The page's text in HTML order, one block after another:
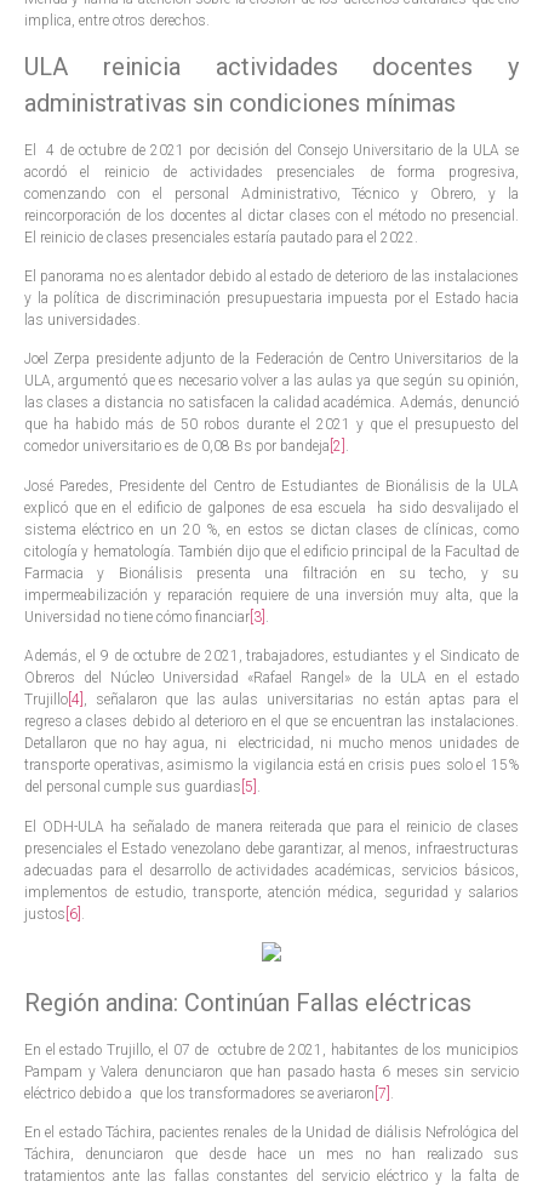
implica, entre otros derechos.
ULA reinicia actividades docentes y
administrativas sin condiciones mínimas
El 4 de octubre de 2021 por decisión del Consejo Universitario de la ULA se
acordó el reinicio de actividades presenciales de forma progresiva,
comenzando con el personal Administrativo, Técnico y Obrero, y la
reincorporación de los docentes al dictar clases con el método no presencial.
El reinicio de clases presenciales estaría pautado para el 2022.
El panorama no es alentador debido al estado de deterioro de las instalaciones
y la política de discriminación presupuestaria impuesta por el Estado hacia
las universidades.
Joel Zerpa presidente adjunto de la Federación de Centro Universitarios de la
ULA, argumentó que es necesario volver a las aulas ya que según su opinión,
las clases a distancia no satisfacen la calidad académica. Además, denunció
que ha habido más de 50 robos durante el 2021 y que el presupuesto del
comedor universitario es de 0,08 Bs por bandeja [2] .
José Paredes, Presidente del Centro de Estudiantes de Bionálisis de la ULA
explicó que en el edificio de galpones de esa escuela ha sido desvalijado el
sistema eléctrico en un 20 %, en estos se dictan clases de clínicas, como
citología y hematología. También dijo que el edificio principal de la Facultad de
Farmacia y Bionálisis presenta una filtración en su techo, y su
impermeabilización y reparación requiere de una inversión muy alta, que la
Universidad no tiene cómo financiar [3]
Además, el 9 de octubre de 2021, trabajadores, estudiantes y el Sindicato de
Obreros del Núcleo Universidad «Rafael Rangel» de la ULA en el estado
Trujillo [4] , señalaron que las aulas universitarias no están aptas para el
regreso a clases debido al deterioro en el que se encuentran las instalaciones.
Detallaron que no hay agua, ni electricidad, ni mucho menos unidades de
transporte operativas, asimismo la vigilancia está en crisis pues solo el 15%
del personal cumple sus guardias [5] .
El ODH-ULA ha señalado de manera reiterada que para el reinicio de clases
presenciales el Estado venezolano debe garantizar, al menos, infraestructuras
adecuadas para el desarrollo de actividades académicas, servicios básicos,
implementos de estudio, transporte, atención médica, seguridad y salarios
justos [6]
Región andina: Continúan Fallas eléctricas
En el estado Trujillo, el 07 de octubre de 2021, habitantes de los municipios
Pampam y Valera denunciaron que han pasado hasta 6 meses sin servicio
eléctrico debido a que los transformadores se averiaron [7]
En el estado Táchira, pacientes renales de la Unidad de diálisis Nefrológica del
Táchira, denunciaron que desde hace un mes no han realizado sus
tratamientos ante las fallas constantes del servicio eléctrico y la falta de